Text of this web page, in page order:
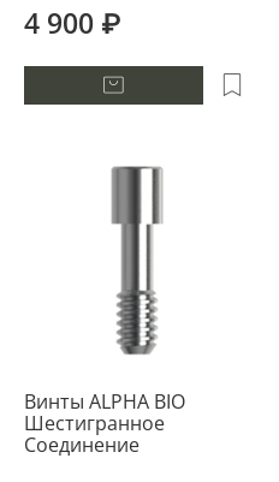
4 900 ₽
Винты ALPHA BIO
Шестигранное
Соединение